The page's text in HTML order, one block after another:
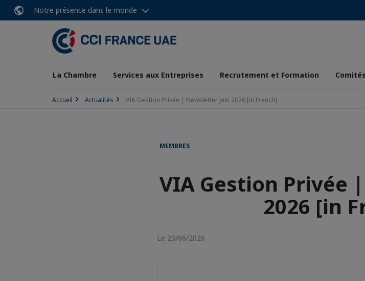
Notre présence dans le monde
La Chambre Services aux Entreprises Recrutement et Formation Comités
Accueil Actualités VIA Gestion Privée | Newsletter Juin 2026 [in French]
MEMBRES
VIA Gestion Privée
2026 [in
Le 23/06/2026